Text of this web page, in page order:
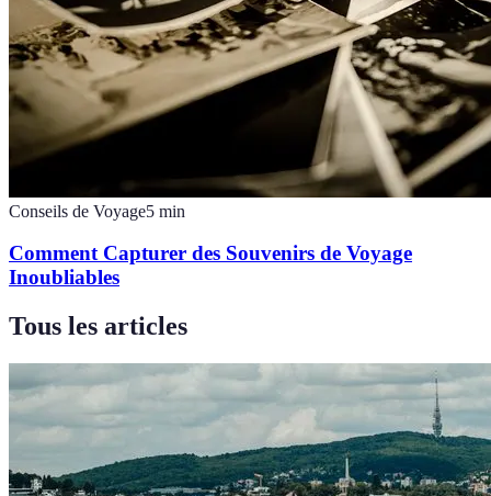
Conseils de Voyage5 min
Comment Capturer des Souvenirs de Voyage
Inoubliables
Tous les articles